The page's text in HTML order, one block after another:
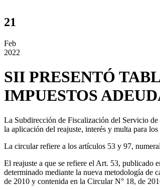
21
Feb
2022
SII PRESENTÓ
IMPUESTOS
La Subdirección de Fiscalización del Servicio
la aplicación del reajuste, interés y multa para los
La circular refiere a los artículos 53 y 97,
El reajuste a que se refiere el Art. 53, publicado
determinado mediante la nueva metodología
de 2010 y contenida en la Circular N° 18, de